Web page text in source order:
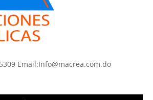
Email:Info@macrea.com.do